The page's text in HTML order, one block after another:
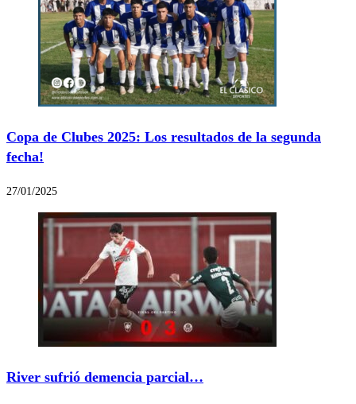
Copa de Clubes 2025: Los resultados de la segunda
fecha!
27/01/2025
River sufrió demencia parcial…